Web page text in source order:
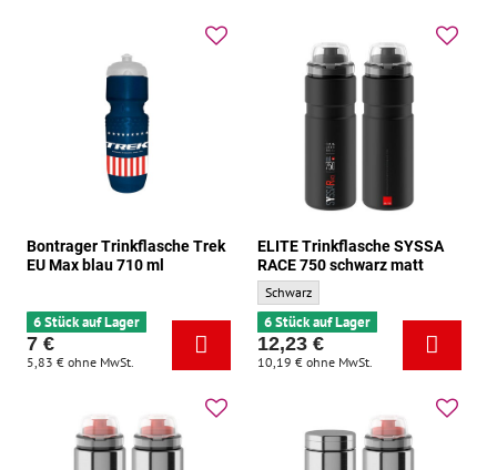
Bontrager Trinkflasche Trek
EU Max blau 710 ml
6 Stück auf Lager
7 €
5,83 € ohne MwSt.
ELITE Trinkflasche SYSSA
RACE 750 schwarz matt
ELITE Trinkflasche SYSSA RACE 750
Schwarz
6 Stück auf Lager
12,23 €
10,19 € ohne MwSt.